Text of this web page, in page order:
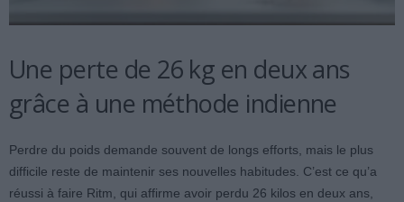
Une perte de 26 kg en deux ans
grâce à une méthode indienne
Perdre du poids demande souvent de longs efforts, mais le plus
difficile reste de maintenir ses nouvelles habitudes. C’est ce qu’a
réussi à faire Ritm, qui affirme avoir perdu 26 kilos en deux ans,